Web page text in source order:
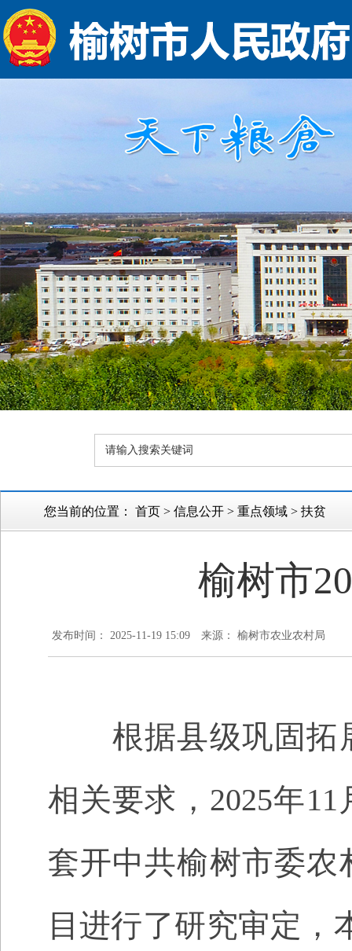
您当前的位置： 首页 > 信息公开 > 重点领域 > 扶贫
榆树市
发布时间： 2025-11-19 15:09 来源： 榆树市农业农村局
根据县级巩固拓
相关要求， 2025年11
套开中共榆树市委农
目进行了研究审定，